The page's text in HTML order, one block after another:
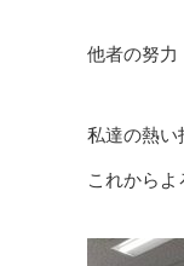
他者の努力
私達の熱い
これからよ